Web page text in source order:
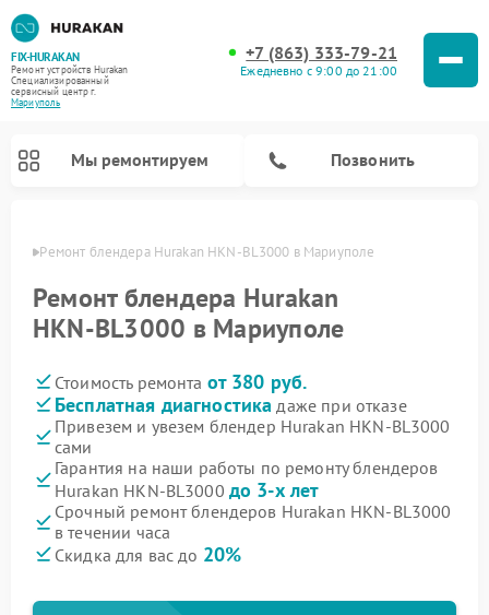
FIX-HURAKAN
Ремонт устройств Hurakan
Специализированный
cервисный центр г.
Мариуполь
+7 (863) 333-79-21
Ежедневно с 9:00 до 21:00
Мы ремонтируем Позвонить
Ремонт блендера Hurakan HKN‑BL3000 в Мариуполе
Ремонт блендера Hurakan
HKN‑BL3000 в Мариуполе
Стоимость ремонта от 380 руб.
Бесплатная диагностика даже при отказе
Привезем и увезем блендер Hurakan HKN‑BL3000
сами
Гарантия на наши работы по ремонту блендеров
Hurakan HKN‑BL3000 до 3-х лет
Срочный ремонт блендеров Hurakan HKN‑BL3000
в течении часа
Скидка для вас до 20%